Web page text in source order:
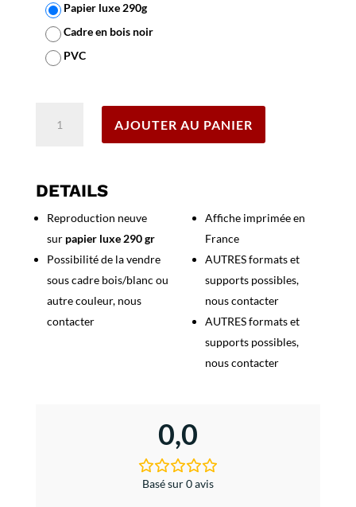
Papier luxe 290g
Cadre en bois noir
PVC
Malo,
cité
des
Corsaires
AJOUTER AU PANIER
DETAILS
Reproduction neuve
sur papier luxe 290 gr
Possibilité de la vendre
sous cadre bois/blanc ou
autre couleur, nous
contacter
Affiche imprimée en
France
AUTRES formats et
supports possibles,
nous contacter
AUTRES formats et
supports possibles,
nous contacter
0,0
Basé sur 0 avis